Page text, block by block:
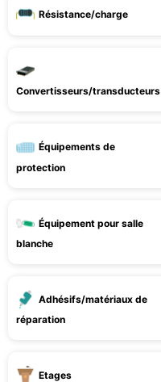
Résistance/charge
Convertisseurs/transducteurs
Équipements de
protection
Équipement pour salle
blanche
Adhésifs/matériaux de
réparation
Etages